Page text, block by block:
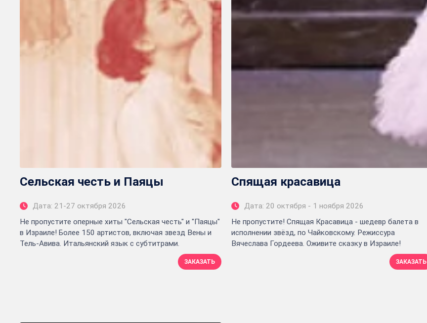
Сельская честь и Паяцы
Дата: 21-27 октября 2026
Не пропустите оперные хиты "Сельская честь" и "Паяцы"
в Израиле! Более 150 артистов, включая звезд Вены и
Тель-Авива. Итальянский язык с субтитрами.
ЗАКАЗАТЬ
Спящая красавица
Дата: 20 октября - 1 ноября 2026
Не пропустите! Спящая Красавица - шедевр балета в
исполнении звёзд, по Чайковскому. Режиссура
Вячеслава Гордеева. Оживите сказку в Израиле!
ЗАКАЗАТЬ